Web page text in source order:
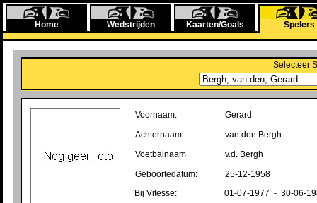
Home Wedstrijden Kaarten/Goals Spelers
Selecteer
Voornaam:
Gerard
Achternaam
van den Bergh
Voetbalnaam
v.d. Bergh
Geboortedatum:
25-12-1958
Bij Vitesse:
01-07-1977 - 30-06-